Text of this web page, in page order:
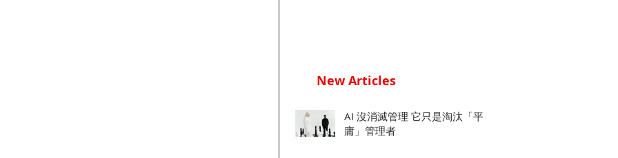
New Articles
AI 沒消滅管理 它只是淘汰「平
庸」管理者